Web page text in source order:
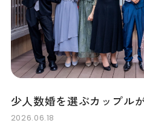
少人数婚を選ぶカップル
2026.06.18